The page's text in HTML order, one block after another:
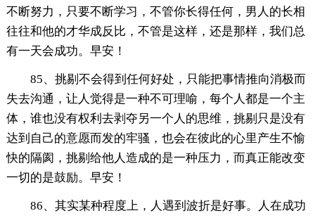
不断努力，只要不断学习，不管你长得任何，男人的长相
往往和他的才华成反比，不管是这样，还是那样，我们总
有一天会成功。早安！
85、挑剔不会得到任何好处，只能把事情推向消极而
失去沟通，让人觉得是一种不可理喻，每个人都是一个主
体，谁也没有权利去剥夺另一个人的思维，挑剔只是没有
达到自己的意愿而发的牢骚，也会在彼此的心里产生不愉
快的隔阂，挑剔给他人造成的是一种压力，而真正能改变
一切的是鼓励。早安！
86、其实某种程度上，人遇到波折是好事。人在成功